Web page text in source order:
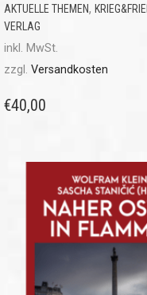
AKTUELLE THEMEN,
VERLAG
inkl. MwSt.
zzgl. Versandkosten
€40,00